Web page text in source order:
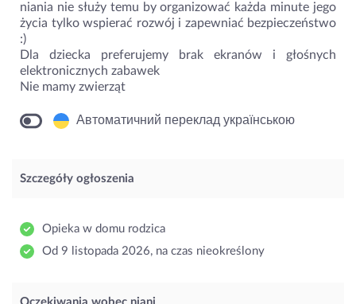
niania nie służy temu by organizować każda minute jego
życia tylko wspierać rozwój i zapewniać bezpieczeństwo
:)
Dla dziecka preferujemy brak ekranów i głośnych
elektronicznych zabawek
Nie mamy zwierząt
Автоматичний переклад українською
Szczegóły ogłoszenia
Opieka w domu rodzica
Od 9 listopada 2026, na czas nieokreślony